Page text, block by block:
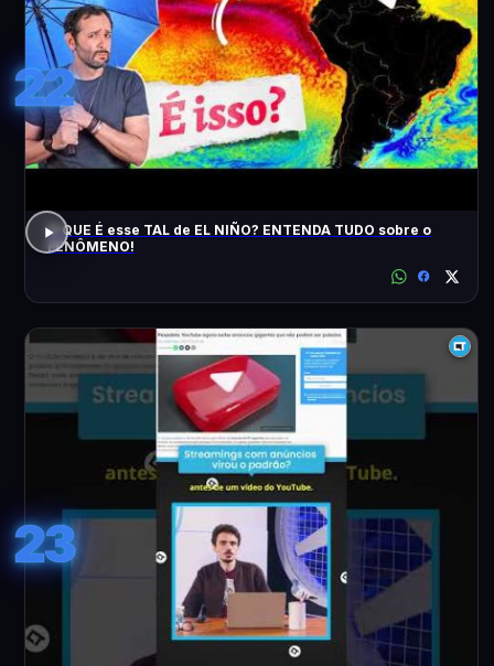
22
O QUE É esse TAL de EL NIÑO? ENTENDA TUDO sobre o
FENÔMENO!
23